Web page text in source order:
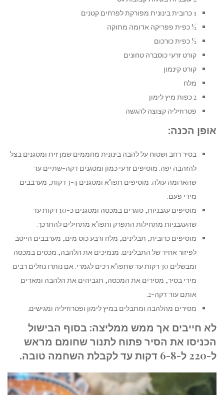
1 כרובית בינונית מפורקת לפרחים קטנים
½ כפית פפריקה אדומה מתוקה
½ כפית כורכום
קורט זרעי כוסברה טחונים
קורט קינמון
מלח
2 כפות מיץ לימון
פטרוזיליה קצוצה להגשה
אופן הכנה:
בסיר רחב ושטוח על להבה בינונית מחממים שמן זית ומטגנים בצל
להזהבה יפה. מוסיפים זרעי כמון ומטגנים דקה-שתיים עד
שהארומה עולה. מוסיפים תפו"א ומטגנים 3-4 דקות, מערבבים
מידי פעם.
מוסיפים עגבניות, סוגרים במכסה ומטגנים כ-10 דקות עד
שהעגבניות מתחילות התפרק ותפו"א מתחילים להתרכך.
מוסיפים כרובית, תבלינים, מלח ורבע כוס מים, מערבבים הייטב
לפיזור אחיד של התבלינים. מנמיכים את הלהבה, מכסים במכסה
ומבשלים 30 דקות עד שתפו"א רכים לגמרי. אם נותרו נוזלים רבים
מידי בסיר, מסירים את המכסה, תגביהים את הלהבה ומאדים
אותם עוד דקה-2.
מסירים מהלהבה ומתבלים במיץ לימון ופטרוזיליה ומגישים.
לא חייבים אך ממש ממליצה: בסוף הבישול
הכניסו את הסיר פתוח לתנור שחומם מראש
ל-220 ל-6-8 דקות עד לקבלת השחמה טובה.